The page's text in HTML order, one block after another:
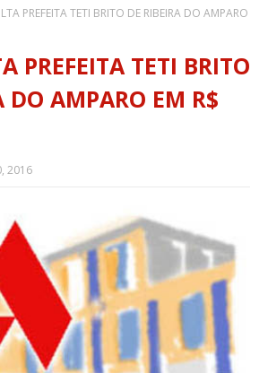
PREFEITA TETI BRITO DE RIBEIRA DO AMPARO
PREFEITA TETI BRITO
DO AMPARO EM R$
2016